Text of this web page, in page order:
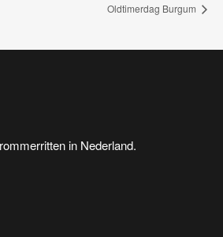
Oldtimerdag Burgum
in Nederland.